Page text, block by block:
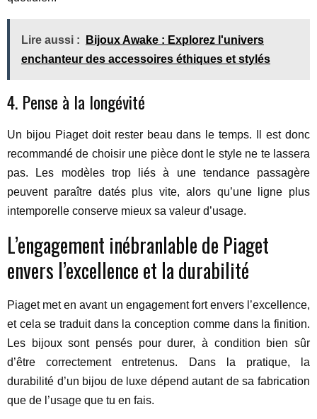
Lire aussi :
Bijoux Awake : Explorez l'univers
enchanteur des accessoires éthiques et stylés
4. Pense à la longévité
Un bijou Piaget doit rester beau dans le temps. Il est donc
recommandé de choisir une pièce dont le style ne te lassera
pas. Les modèles trop liés à une tendance passagère
peuvent paraître datés plus vite, alors qu’une ligne plus
intemporelle conserve mieux sa valeur d’usage.
L’engagement inébranlable de Piaget
envers l’excellence et la durabilité
Piaget met en avant un engagement fort envers l’excellence,
et cela se traduit dans la conception comme dans la finition.
Les bijoux sont pensés pour durer, à condition bien sûr
d’être correctement entretenus. Dans la pratique, la
durabilité d’un bijou de luxe dépend autant de sa fabrication
que de l’usage que tu en fais.